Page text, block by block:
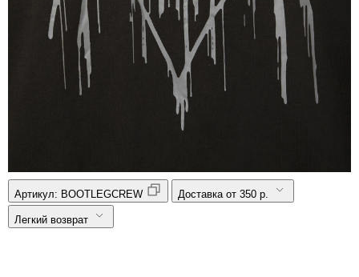
Артикул: BOOTLEGCREW Доставка от 350 р.
Легкий возврат